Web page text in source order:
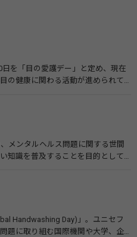
を「目の愛護デー」と定め、現在
の健康に関わる活動が進められて
メンタルヘルス問題に関する世間
知識を普及することを目的として、
耳」（厚生労働省）
Handwashing Day)」。ユニセフ
題に取り組む国際機関や大学、企